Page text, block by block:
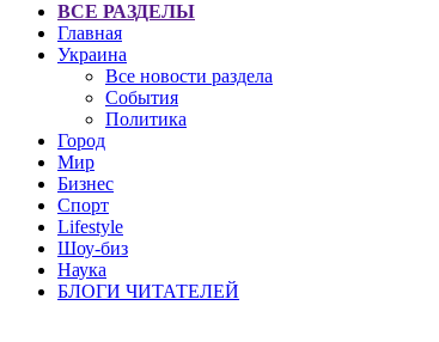
ВСЕ РАЗДЕЛЫ
Главная
Украина
Все новости раздела
События
Политика
Город
Мир
Бизнес
Спорт
Lifestyle
Шоу-биз
Наука
БЛОГИ ЧИТАТЕЛЕЙ